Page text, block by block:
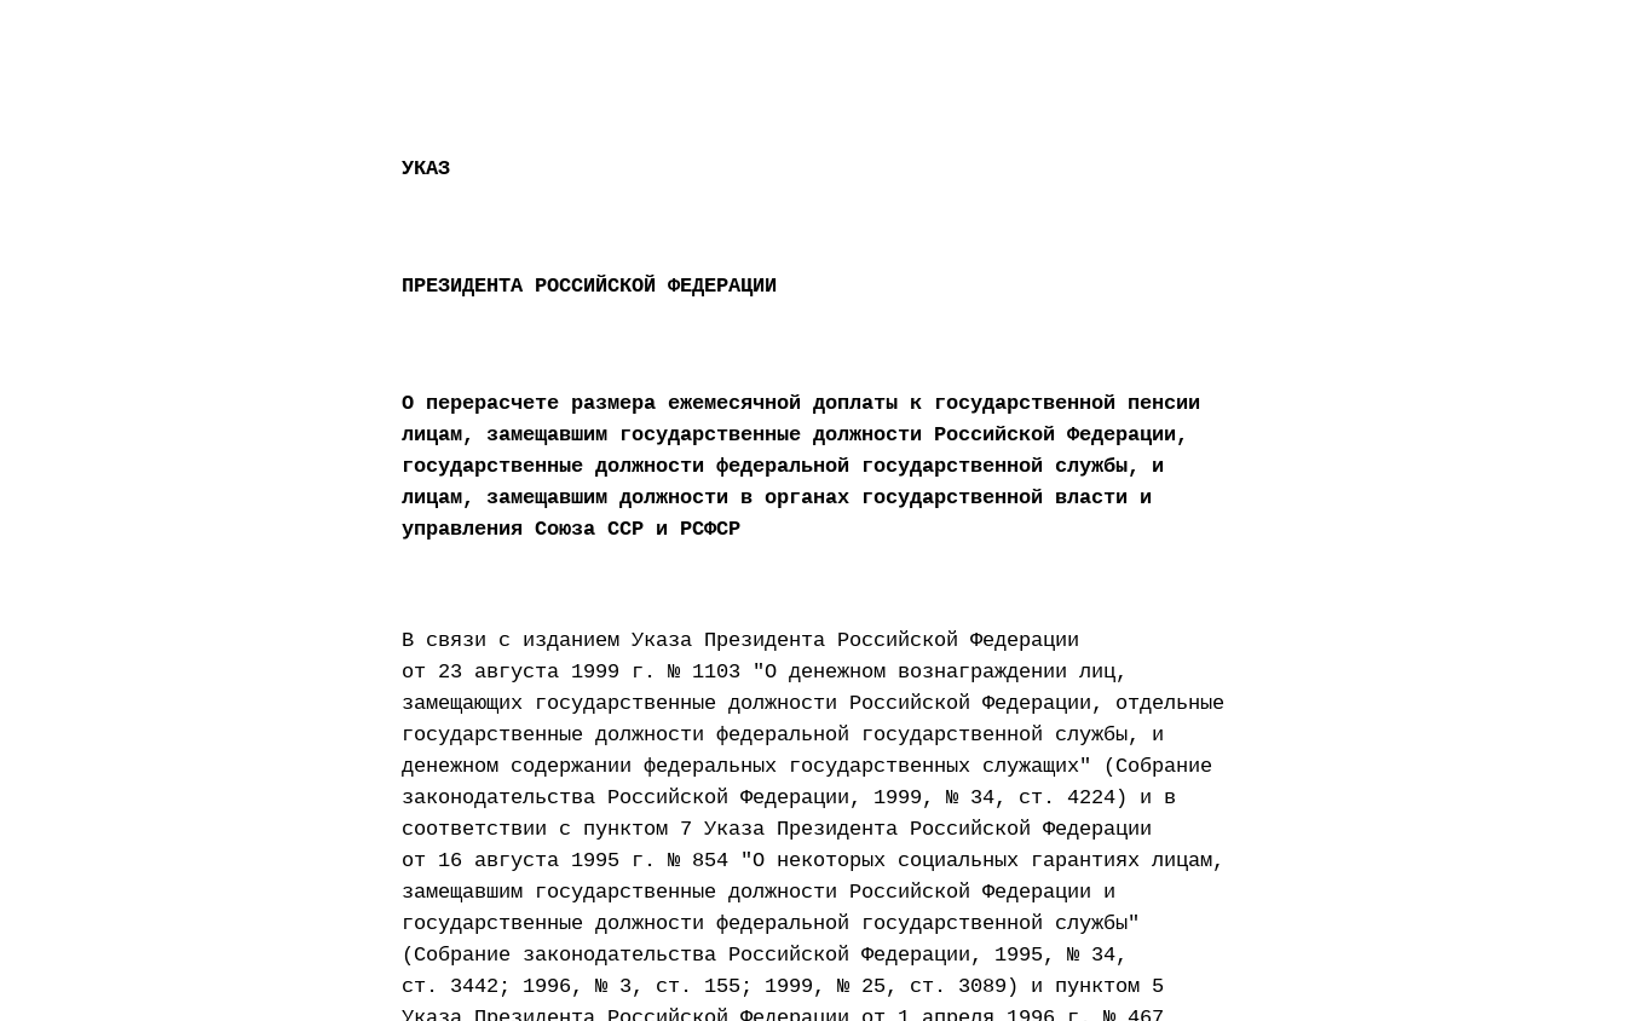
УКАЗ
ПРЕЗИДЕНТА РОССИЙСКОЙ ФЕДЕРАЦИИ
О перерасчете размера ежемесячной доплаты к государственной пенсии
лицам, замещавшим государственные должности Российской Федерации,
государственные должности федеральной государственной службы, и
лицам, замещавшим должности в органах государственной власти и
управления Союза ССР и РСФСР
В связи с изданием Указа Президента Российской Федерации
от 23 августа 1999 г. № 1103 "О денежном вознаграждении лиц,
замещающих государственные должности Российской Федерации, отдельные
государственные должности федеральной государственной службы, и
денежном содержании федеральных государственных служащих" (Собрание
законодательства Российской Федерации, 1999, № 34, ст. 4224) и в
соответствии с пунктом 7 Указа Президента Российской Федерации
от 16 августа 1995 г. № 854 "О некоторых социальных гарантиях лицам,
замещавшим государственные должности Российской Федерации и
государственные должности федеральной государственной службы"
(Собрание законодательства Российской Федерации, 1995, № 34,
ст. 3442; 1996, № 3, ст. 155; 1999, № 25, ст. 3089) и пунктом 5